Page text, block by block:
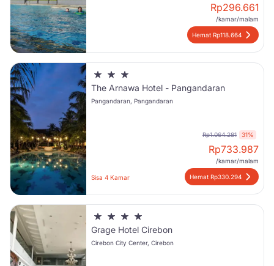
Rp296.661
/kamar/malam
Hemat Rp118.664
The Arnawa Hotel - Pangandaran
Pangandaran, Pangandaran
Rp1.064.281 31%
Rp733.987
/kamar/malam
Sisa 4 Kamar Hemat Rp330.294
Grage Hotel Cirebon
Cirebon City Center, Cirebon